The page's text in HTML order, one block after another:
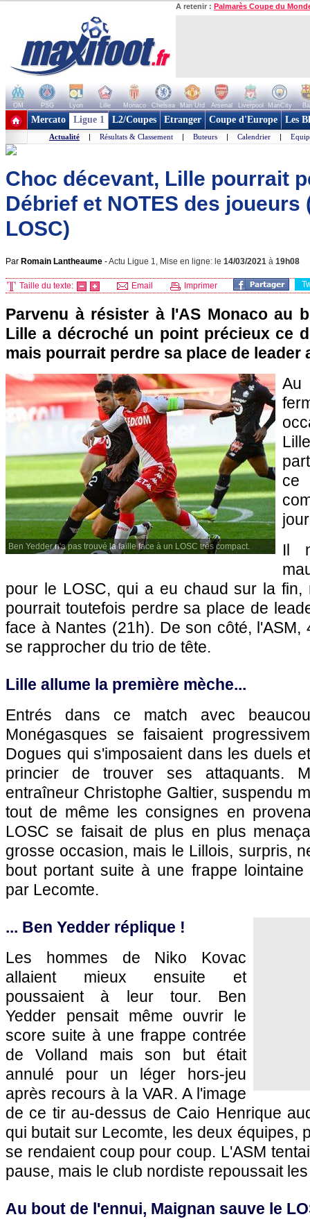
A retenir : Palmarès Coupe du
OM PSG Lyon Lille Monaco Chelsea Man Utd Arsenal Liverpool ManCity
+ de clubs
Mercato Ligue 1 L2/Coupes Etranger Coupe d'Europe Les
Actualité | Résultats & Classement | Buteurs | Calendrier |
Choc décevant, Lille pourrait
Débrief et NOTES des joueurs
LOSC)
Par Romain Lantheaume -Actu Ligue 1, Mise en ligne: le 14/03/2021 à 19h08
Taille du texte: Email Imprimer
Parvenu à résister à l'AS Monaco au
Lille a décroché un point précieux ce
mais pourrait perdre sa place de leader
Ben Yedder n'a pas trouvé la faille face à un LOSC très compact.
ce
Il
pour le LOSC, qui a eu chaud sur la fin,
pourrait toutefois perdre sa place de
face à Nantes (21h). De son côté, l'ASM,
se rapprocher du trio de tête.
Lille allume la première mèche...
Entrés dans ce match avec
Monégasques se faisaient
Dogues qui s'imposaient dans les duels
princier de trouver ses attaquants.
entraîneur Christophe Galtier, suspendu
tout de même les consignes en
LOSC se faisait de plus en plus
grosse occasion, mais le Lillois, surpris,
bout portant suite à une frappe
par Lecomte.
... Ben Yedder réplique !
Les hommes de Niko Kovac
allaient mieux ensuite et
poussaient à leur tour. Ben
Yedder pensait même ouvrir le
score suite à une frappe contrée
de Volland mais son but était
annulé pour un léger hors-jeu
après recours à la VAR. A l'image
de ce tir au-dessus de Caio Henrique
qui butait sur Lecomte, les deux équipes,
se rendaient coup pour coup. L'ASM
pause, mais le club nordiste repoussait
Au bout de l'ennui, Maignan sauve le